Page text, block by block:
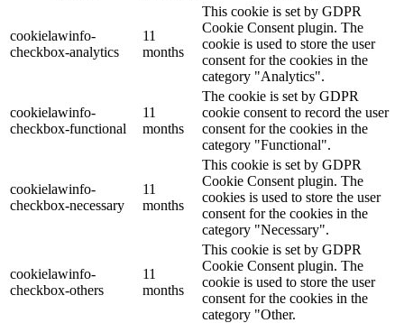
cookielawinfo-
checkbox-analytics
11
months
This cookie is set by GDPR
Cookie Consent plugin. The
cookie is used to store the user
consent for the cookies in the
category "Analytics".
cookielawinfo-
checkbox-functional
11
months
The cookie is set by GDPR
cookie consent to record the user
consent for the cookies in the
category "Functional".
cookielawinfo-
checkbox-necessary
11
months
This cookie is set by GDPR
Cookie Consent plugin. The
cookies is used to store the user
consent for the cookies in the
category "Necessary".
cookielawinfo-
checkbox-others
11
months
This cookie is set by GDPR
Cookie Consent plugin. The
cookie is used to store the user
consent for the cookies in the
category "Other.